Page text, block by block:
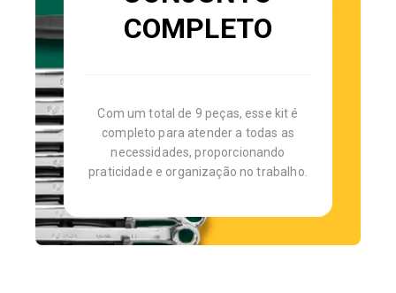
COMPLETO
Com um total de 9 peças, esse kit é
completo para atender a todas as
necessidades, proporcionando
praticidade e organização no trabalho.